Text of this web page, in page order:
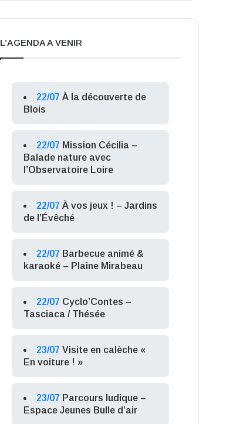
L’AGENDA A VENIR
22/07 À la découverte de
Blois
22/07 Mission Cécilia –
Balade nature avec
l’Observatoire Loire
22/07 À vos jeux ! – Jardins
de l’Évêché
22/07 Barbecue animé &
karaoké – Plaine Mirabeau
22/07 Cyclo’Contes –
Tasciaca / Thésée
23/07 Visite en calèche «
En voiture ! »
23/07 Parcours ludique –
Espace Jeunes Bulle d’air